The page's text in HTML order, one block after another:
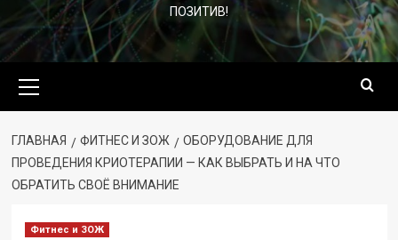
ПОЗИТИВ!
меню
ГЛАВНАЯ ФИТНЕС И ЗОЖ
ОБОРУДОВАНИЕ ДЛЯ
ПРОВЕДЕНИЯ КРИОТЕРАПИИ — КАК ВЫБРАТЬ И НА ЧТО
ОБРАТИТЬ СВОЁ ВНИМАНИЕ
Фитнес и ЗОЖ